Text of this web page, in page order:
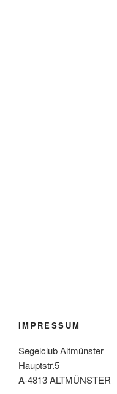
IMPRESSUM
Segelclub Altmünster
Hauptstr.5
A-4813 ALTMÜNSTER